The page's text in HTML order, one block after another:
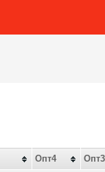
Опт4 Опт3